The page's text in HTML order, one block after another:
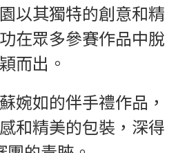
以其獨特的創意和精
在眾多參賽作品中脫
穎而出。
婉如的伴手禮作品，
和精美的包裝，深得